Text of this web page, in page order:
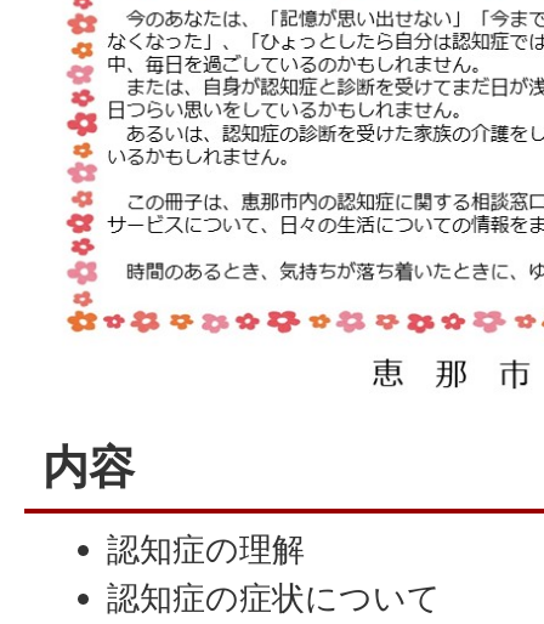
内容
認知症の理解
認知症の症状について